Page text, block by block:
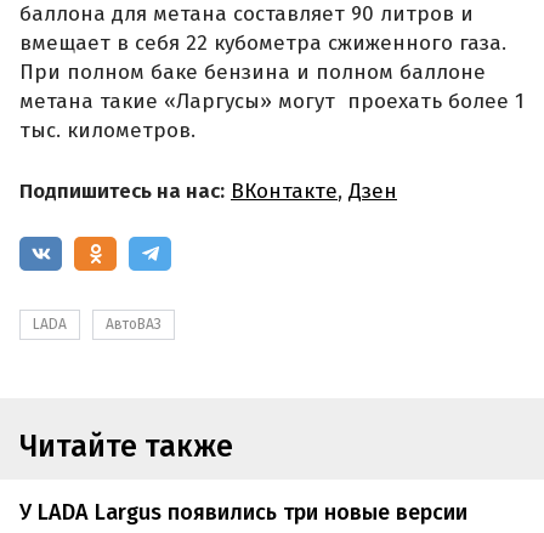
баллона для метана составляет 90 литров и
вмещает в себя 22 кубометра сжиженного газа.
При полном баке бензина и полном баллоне
метана такие «Ларгусы» могут проехать более 1
тыс. километров.
Подпишитесь на нас: ВКонтакте, Дзен
LADA АвтоВАЗ
Читайте также
У LADA Largus появились три новые версии